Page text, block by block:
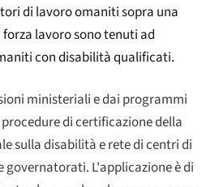
di lavoro omaniti sopra una
lavoro sono tenuti ad
con disabilità qualificati.
ministeriali e dai programmi
di certificazione della
sulla disabilità e rete di centri di
L'applicazione è di